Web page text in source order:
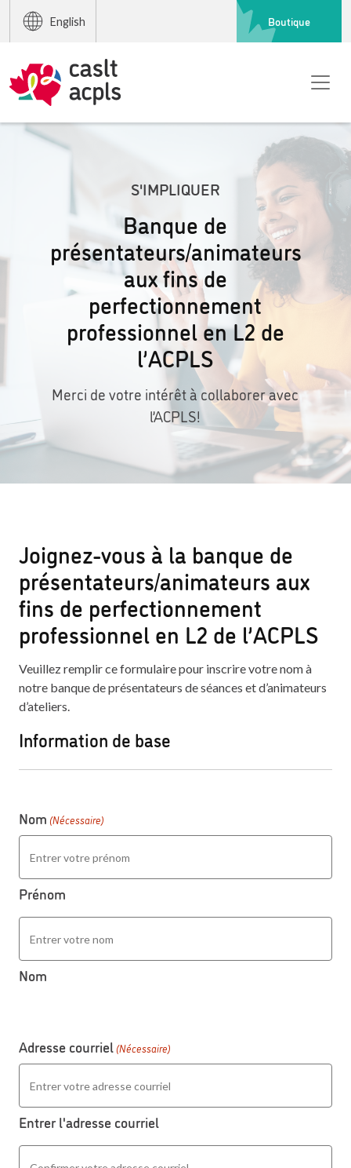
English Boutique
S'IMPLIQUER
Banque de
présentateurs/animateurs
aux fins de
perfectionnement
professionnel en L2 de
l’ACPLS
Merci de votre intérêt à collaborer avec
l’ACPLS!
Joignez-vous à la banque de
présentateurs/animateurs aux
fins de perfectionnement
professionnel en L2 de l’ACPLS
Veuillez remplir ce formulaire pour inscrire votre nom à
notre banque de présentateurs de séances et d’animateurs
d’ateliers.
Information de base
Nom (Nécessaire)
Prénom
Nom
Adresse courriel (Nécessaire)
Entrer l'adresse courriel